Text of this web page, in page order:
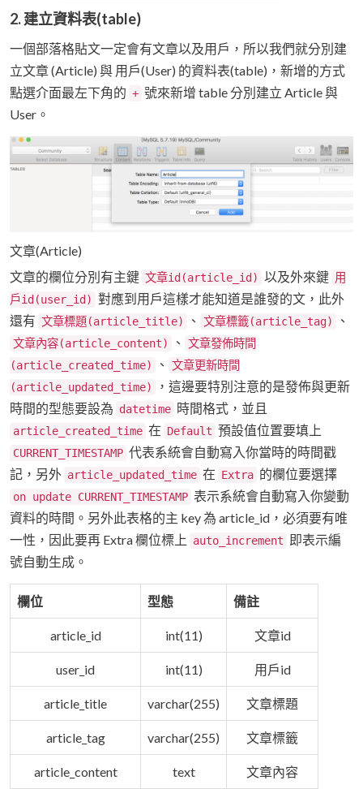
2. 建立資料表(table)
一個部落格貼文一定會有文章以及用戶，所以我們就分別建
立文章 (Article) 與 用戶(User) 的資料表(table)，新增的方式
點選介面最左下角的 + 號來新增 table 分別建立 Article 與
User。
文章(Article)
文章的欄位分別有主鍵 文章id(article_id) 以及外來鍵 用
戶id(user_id) 對應到用戶這樣才能知道是誰發的文，此外
還有 文章標題(article_title) 、 文章標籤(article_tag) 、
文章內容(article_content) 、
文章發佈時間
(article_created_time)
、
文章更新時間
(article_updated_time)
，這邊要特別注意的是發佈與更新
時間的型態要設為 datetime 時間格式，並且
article_created_time 在 Default 預設值位置要填上
CURRENT_TIMESTAMP 代表系統會自動寫入你當時的時間戳
記，另外 article_updated_time 在 Extra 的欄位要選擇
on update CURRENT_TIMESTAMP 表示系統會自動寫入你變動
資料的時間。另外此表格的主 key 為 article_id，必須要有唯
一性，因此要再 Extra 欄位標上
auto_increment 即表示編
號自動生成。
欄位 型態 備註
article_id int(11) 文章id
user_id int(11) 用戶id
article_title varchar(255) 文章標題
article_tag varchar(255) 文章標籤
article_content text 文章內容